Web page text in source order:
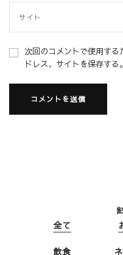
次回のコメントで使用す
ドレス、サイトを保存する。
全て
飲食